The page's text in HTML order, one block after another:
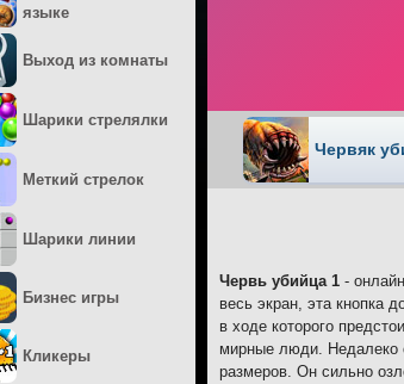
Червяк
Червь убийца 1 -
весь экран, эта кнопка
в ходе которого
мирные люди. Недалеко
размеров. Он сильно
языке
Выход из комнаты
Шарики стрелялки
Меткий стрелок
Шарики линии
Бизнес игры
Кликеры